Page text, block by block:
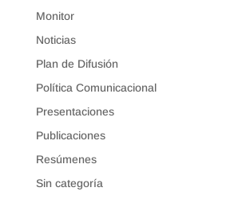
Monitor
Noticias
Plan de Difusión
Política Comunicacional
Presentaciones
Publicaciones
Resúmenes
Sin categoría